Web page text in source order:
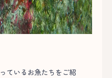
ているお魚たちをご紹